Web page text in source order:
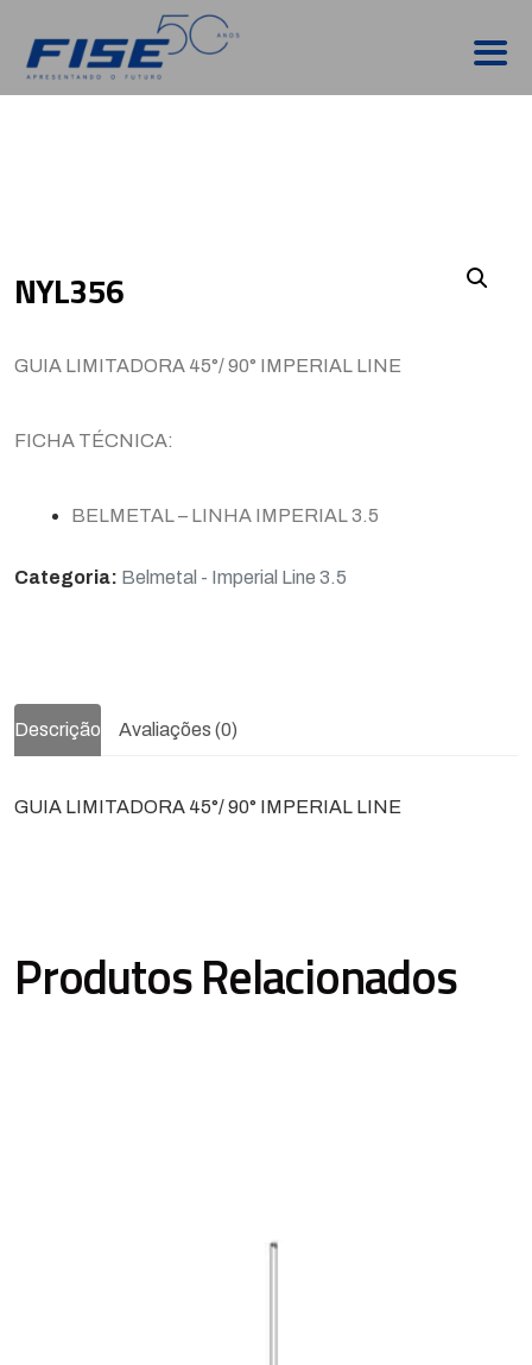
NYL356
GUIA LIMITADORA 45°/ 90° IMPERIAL LINE
FICHA TÉCNICA:
BELMETAL – LINHA IMPERIAL 3.5
Categoria: Belmetal - Imperial Line 3.5
Descrição Avaliações (0)
GUIA LIMITADORA 45°/ 90° IMPERIAL LINE
Produtos Relacionados